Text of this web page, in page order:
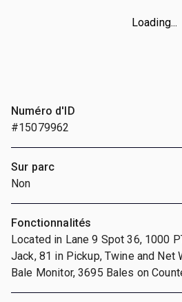
Loading...
Numéro d'ID
#15079962
Sur parc
Non
Fonctionnalités
Located in Lane 9 Spot 36, 1000
Jack, 81 in Pickup, Twine and Net
Bale Monitor, 3695 Bales on